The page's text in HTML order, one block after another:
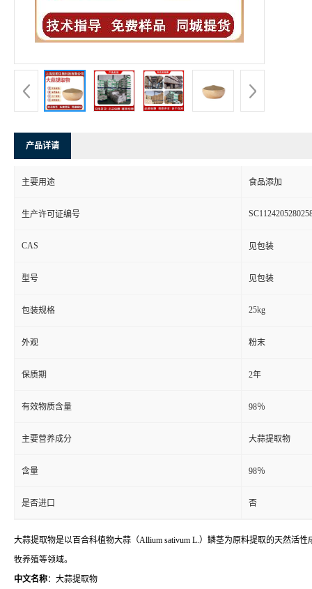
产品详请
主要用途 食品添加
生产许可证编号
CAS 见包装
型号 见包装
包装规格 25kg
外观 粉末
保质期 2年
有效物质含量 98％
主要营养成分 大蒜提取物
含量 98％
是否进口 否
大蒜提取物是以百合科植物大蒜（Allium sativum L.）鳞茎为原料提取的天然活
牧养殖等领域。
中文名称：大蒜提取物